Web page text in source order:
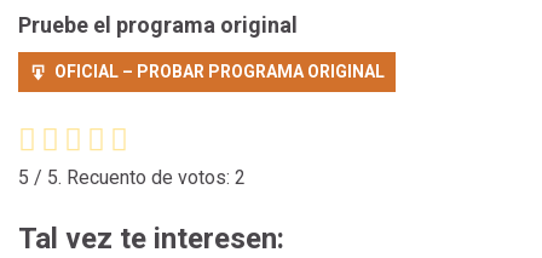
Pruebe el programa original
OFICIAL – PROBAR PROGRAMA ORIGINAL
5 / 5. Recuento de votos: 2
Tal vez te interesen: